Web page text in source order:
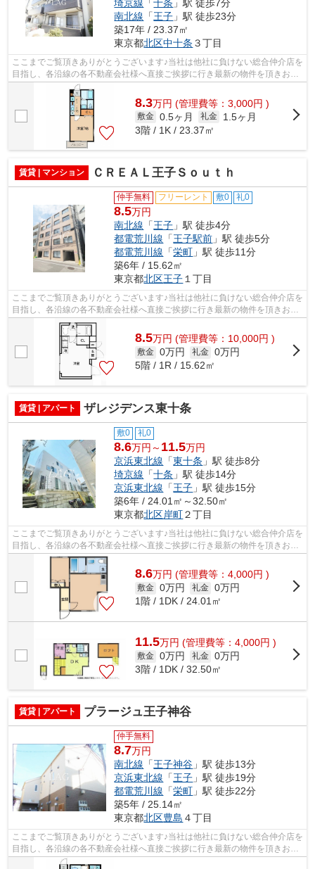
埼京線 「十条 」駅 徒歩7分
南北線 「王子 」駅 徒歩23分
築17年 / 23.37㎡
東京都北区中十条 ３丁目
ここまでご覧頂きありがとうございます♪当社は他社に負けない総合仲介店を
目指し、各沿線の各不動産会社様へ直接ご挨拶に行き最新の物件を頂きお客
様へ提供しております！最新の情報は...
8.3万円 (管理費等：3,000円 )
敷金 0.5ヶ月 礼金
1.5ヶ月
3階 / 1K / 23.37㎡
賃貸 | マンション ＣＲＥＡＬ王子Ｓｏｕｔｈ
仲手無料 フリーレント 敷0 礼0
8.5万円
南北線 「王子 」駅 徒歩4分
都電荒川線 「王子駅前 」駅 徒歩5分
都電荒川線 「栄町 」駅 徒歩11分
築6年 / 15.62㎡
東京都北区王子 １丁目
ここまでご覧頂きありがとうございます♪当社は他社に負けない総合仲介店を
目指し、各沿線の各不動産会社様へ直接ご挨拶に行き最新の物件を頂きお客
様へ提供しております！最新の情報は...
8.5万円 (管理費等：10,000円 )
敷金 0万円 礼金 0万円
5階 / 1R / 15.62㎡
賃貸 | アパート ザレジデンス東十条
敷0 礼0
8.6万円～ 11.5万円
京浜東北線 「東十条 」駅 徒歩8分
埼京線 「十条 」駅 徒歩14分
京浜東北線 「王子 」駅 徒歩15分
築6年 / 24.01㎡～32.50㎡
東京都北区岸町２丁目
ここまでご覧頂きありがとうございます♪当社は他社に負けない総合仲介店を
目指し、各沿線の各不動産会社様へ直接ご挨拶に行き最新の物件を頂きお客
様へ提供しております！最新の情報は...
8.6万円 (管理費等：4,000円 )
敷金 0万円 礼金 0万円
1階 / 1DK / 24.01㎡
11.5万円 (管理費等：4,000円 )
敷金 0万円 礼金 0万円
3階 / 1DK / 32.50㎡
賃貸 | アパート プラージュ王子神谷
仲手無料
8.7万円
南北線 「王子神谷 」駅 徒歩13分
京浜東北線 「王子 」駅 徒歩19分
都電荒川線 「栄町 」駅 徒歩22分
築5年 / 25.14㎡
東京都北区豊島 ４丁目
ここまでご覧頂きありがとうございます♪当社は他社に負けない総合仲介店を
目指し、各沿線の各不動産会社様へ直接ご挨拶に行き最新の物件を頂きお客
様へ提供しております！最新の情報は...